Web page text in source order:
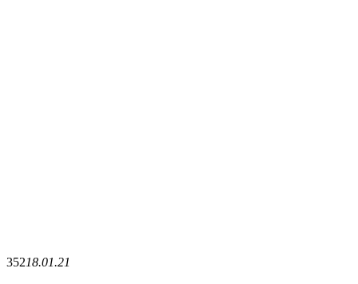
35218.01.21